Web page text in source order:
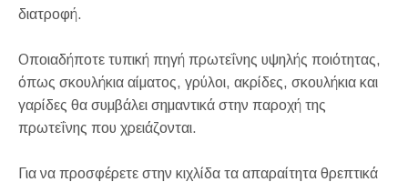
διατροφή.
Οποιαδήποτε τυπική πηγή πρωτεΐνης υψηλής ποιότητας,
όπως σκουλήκια αίματος, γρύλοι, ακρίδες, σκουλήκια και
γαρίδες θα συμβάλει σημαντικά στην παροχή της
πρωτεΐνης που χρειάζονται.
Για να προσφέρετε στην κιχλίδα τα απαραίτητα θρεπτικά